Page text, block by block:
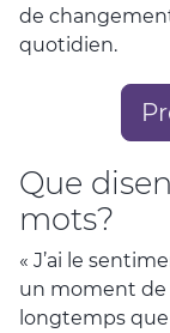
de
quotidien.
Que
mots?
« J’ai le
un moment de
longtemps que